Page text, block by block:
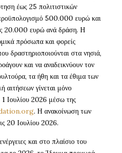
έως 25 πολιτιστικών
500.000 ευρώ και
20.000 ευρώ ανά δράση. Η
πρόσωπα και φορείς
δραστηριοποιούνται στα νησιά,
και να αναδεικνύουν τον
τα ήθη και τα έθιμα των
αιτήσεων γίνεται μόνο
Ιουλίου 2026 μέσω της
. Η ανακοίνωση των
20 Ιουλίου 2026.
και στο πλαίσιο του